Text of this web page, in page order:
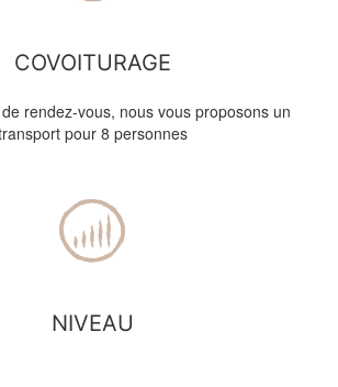
COVOITURAGE
rendez-vous, nous vous proposons un
pour 8 personnes
NIVEAU